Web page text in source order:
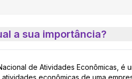
a sua importância?
de Atividades Econômicas, é
econômicas de uma